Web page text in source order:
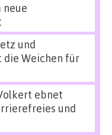
neue
und
die Weichen für
ebnet
und